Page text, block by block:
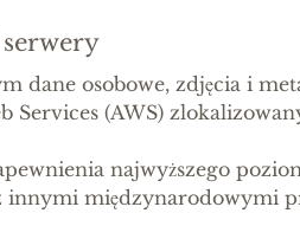
dane osobowe, zdjęcia i
Services (AWS)
najwyższego
innymi międzynarodowymi